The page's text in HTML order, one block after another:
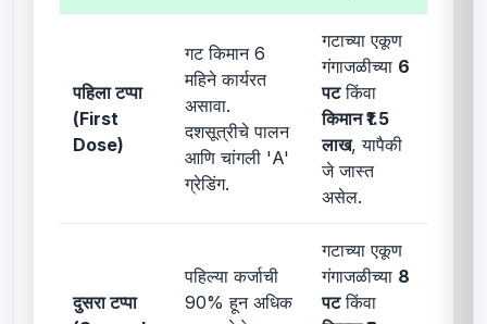
पहिला टप्पा
(First
Dose)
गट किमान 6
महिने कार्यरत
असावा.
दशसूत्रीचे पालन
आणि चांगली 'A'
ग्रेडिंग.
गटाच्या एकूण
गंगाजळीच्या 6
पटकिंवा
किमान ₹1.5
लाख, यापैकी
जे जास्त
असेल.
दुसरा टप्पा
पहिल्या कर्जाची
90% हून अधिक
गटाच्या एकूण
गंगाजळीच्या 8
पटकिंवा